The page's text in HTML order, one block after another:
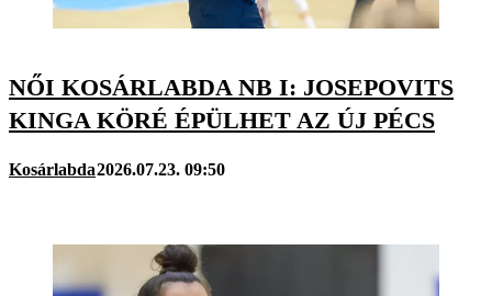
NŐI KOSÁRLABDA NB I: JOSEPOVITS
KINGA KÖRÉ ÉPÜLHET AZ ÚJ PÉCS
Kosárlabda2026.07.23. 09:50